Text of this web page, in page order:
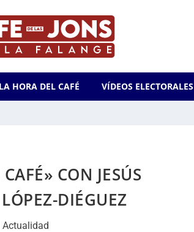
LA HORA DEL CAFÉ VÍDEOS ELECTORALES
CON JESÚS
DIÉGUEZ
Actualidad